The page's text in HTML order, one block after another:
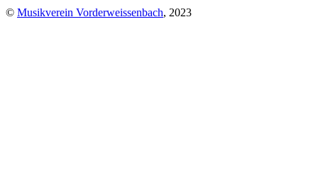
© Musikverein Vorderweissenbach, 2023